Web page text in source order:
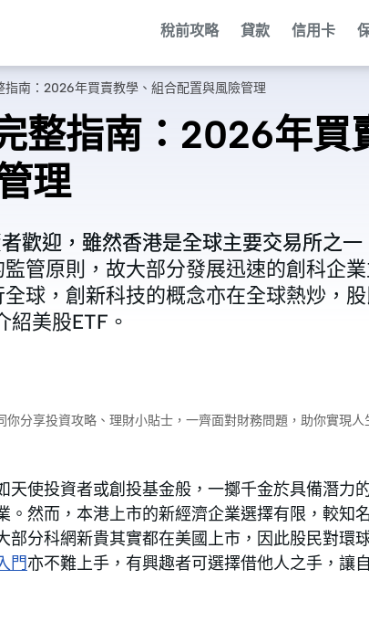
稅前攻略 貸款 信用卡
指南：2026年買賣教學、組合配置與風險管理
整指南：2026年買
理
歡迎，雖然香港是全球主要交易所之
管原則，故大部分發展迅速的創科企
球，創新科技的概念亦在全球熱炒，
美股ETF。
歡迎，雖然香港是全球主要交易所之
管原則，故大部分發展迅速的創科企
球，創新科技的概念亦在全球熱炒，
美股ETF。
分享投資攻略、理財小貼士，一齊面對財務問題，助你實現
使投資者或創投基金般，一擲千金於具備潛力
。然而，本港上市的新經濟企業選擇有限，較知
部分科網新貴其實都在美國上市，因此股民對環
門亦不難上手，有興趣者可選擇借他人之手，讓